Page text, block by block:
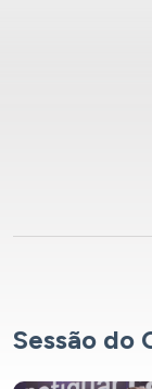
Sessão do